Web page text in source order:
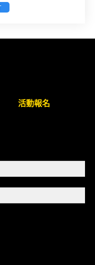
線上表單登記)
)
專業人才(律師)培
發送
辦「使用AI如何幫
活動報名